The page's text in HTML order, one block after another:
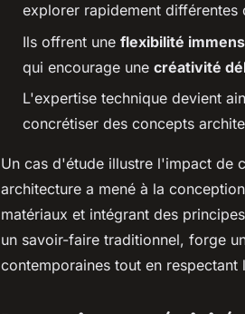
explorer rapidement différentes
Ils offrent une flexibilité
qui encourage une créativité
L'expertise technique devient
concrétiser des concepts
Un cas d'étude illustre l'impact de
architecture a mené à la
matériaux et intégrant des
un savoir-faire traditionnel, forge
contemporaines tout en respectant